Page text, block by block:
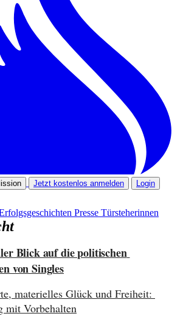
Jetzt kostenlos anmelden Login
Presse Türsteherinnen
Blick auf die politischen
von Singles
materielles Glück und Freiheit:
mit Vorbehalten